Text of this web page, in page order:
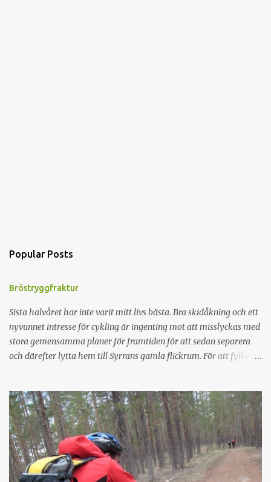
Popular Posts
Bröstryggfraktur
Sista halvåret har inte varit mitt livs bästa. Bra skidåkning och ett
nyvunnet intresse för cykling är ingenting mot att misslyckas med
stora gemensamma planer för framtiden för att sedan separera
och därefter lytta hem till Syrrans gamla flickrum. För att fylla på
ställdes in. För att gnälla lite så kändes det som att det var dags för
lite positiva händelser. Ahh. Fel tänkt. I torsdags stack vi iväg fyra
grabbar och cyklade i I20-skogen. Trampade på i typ 1½ timme
och hittade några stråk av OK cykling, inget extatiskt direkt men
en fin motionsrunda. Med ett par kilometer kvar till bilen viker vi
av på några småstigar som jag cyklat förut. Vi latjar oss relativt